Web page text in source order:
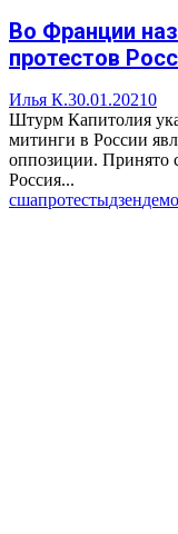
Во Франции
протестов
Илья К.30.01.20210
Штурм Капитолия
митинги в России
оппозиции. Принято
Россия...
сшапротестыдзен